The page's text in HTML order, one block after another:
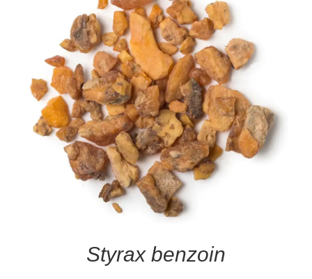
Styrax benzoin